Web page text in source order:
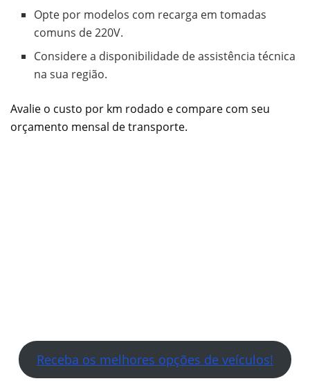
Opte por modelos com recarga em tomadas
comuns de 220V.
Considere a disponibilidade de assistência técnica
na sua região.
Avalie o custo por km rodado e compare com seu
orçamento mensal de transporte.
Receba os melhores opções de veículos!